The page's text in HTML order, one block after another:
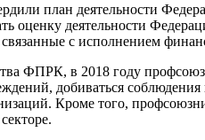
план деятельнос­ти
оценку деятельности
с исполнени­ем
ФПРК, в 2018 году
добиваться
Кроме того,